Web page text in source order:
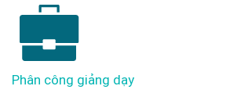
Phân công giảng dạy